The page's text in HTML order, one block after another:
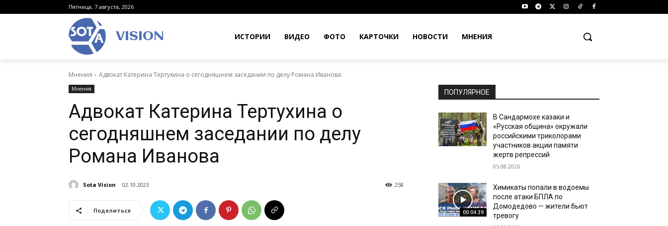
Пятница, 7 августа, 2026
VISION ИСТОРИИ ВИДЕО ФОТО КАРТОЧКИ НОВОСТИ МНЕНИЯ
Мнения Адвокат Катерина Тертухина о сегодняшнем заседании по делу Романа Иванова
Мнения
Адвокат Катерина Тертухина о
сегодняшнем заседании по делу
Романа Иванова
Sota Vision 02.10.2023 258
Поделиться
ПОПУЛЯРНОЕ
В Сандармохе казаки и
«Русская община» окружали
российскими триколорами
участников акции памяти
жертв репрессий
05.08.2026
00:04:39
Химикаты попали в водоемы
после атаки БПЛА по
Домодедово — жители бьют
тревогу